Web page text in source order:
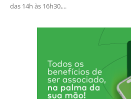
das 14h às 16h30,...